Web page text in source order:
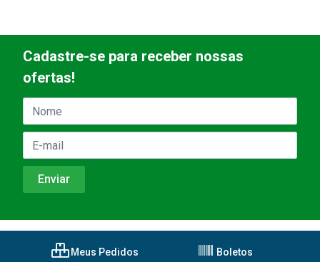
Cadastre-se para receber nossas
ofertas!
Meus Pedidos Boletos